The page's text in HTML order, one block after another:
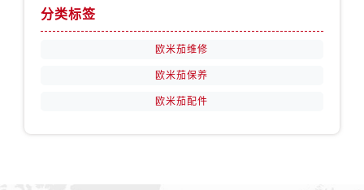
安徽省滁州市琅琊区南谯北路欧米茄售后服务中心（需提前预约）
分类标签
欧米茄维修
欧米茄保养
欧米茄配件